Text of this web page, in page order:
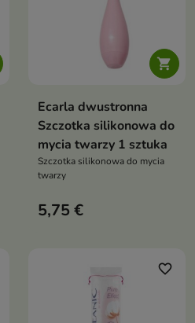

Ecarla dwustronna
Szczotka silikonowa do
mycia twarzy 1 sztuka
Szczotka silikonowa do mycia
twarzy
5,75 €
favorite_border